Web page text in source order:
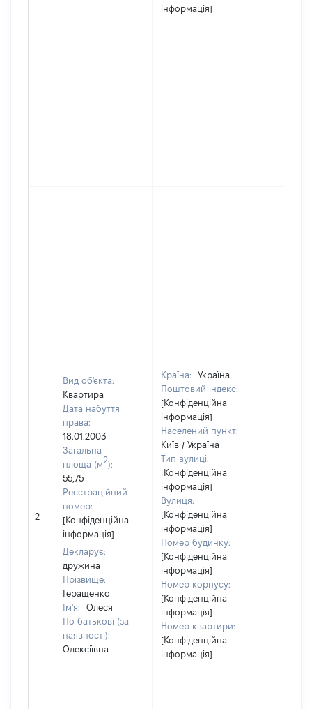
інформація]
2
Вид об'єкта:
Квартира
Дата набуття
права:
18.01.2003
Загальна
площа (м2):
55,75
Реєстраційний
номер:
[Конфіденційна
інформація]
Декларує:
дружина
Прізвище:
Геращенко
Ім'я:
Олеся
По батькові (за
наявності):
Олексіївна
Країна:
Україна
Поштовий індекс:
[Конфіденційна
інформація]
Населений пункт:
Київ / Україна
Тип вулиці:
[Конфіденційна
інформація]
Вулиця:
[Конфіденційна
інформація]
Номер будинку:
[Конфіденційна
інформація]
Номер корпусу:
[Конфіденційна
інформація]
Номер квартири:
[Конфіденційна
інформація]